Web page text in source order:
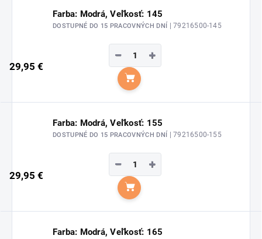
Farba: Modrá, Veľkosť: 145
DOSTUPNÉ DO 15 PRACOVNÝCH DNÍ | 79216500-145
29,95 €
+
−
Do košíka
Farba: Modrá, Veľkosť: 155
DOSTUPNÉ DO 15 PRACOVNÝCH DNÍ | 79216500-155
29,95 €
+
−
Do košíka
Farba: Modrá, Veľkosť: 165